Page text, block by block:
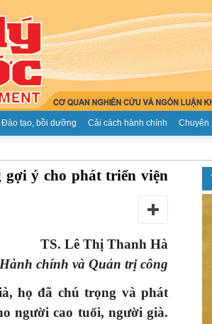
chí
Đào tạo, bồi dưỡng Cải cách hành chính Chuyên
gợi ý cho phát triển viện
TS. Lê Thị Thanh Hà
chính và Quản trị công
họ đã chú trọng và phát
người cao tuổi, người già.